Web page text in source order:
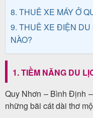
Tourist
8. THUÊ XE MÁY Ở
9. THUÊ XE ĐIỆN DU
NÀO?
1. TIỀM NĂNG DU
Quy Nhơn – Bình Định
những bãi cát dài thơ